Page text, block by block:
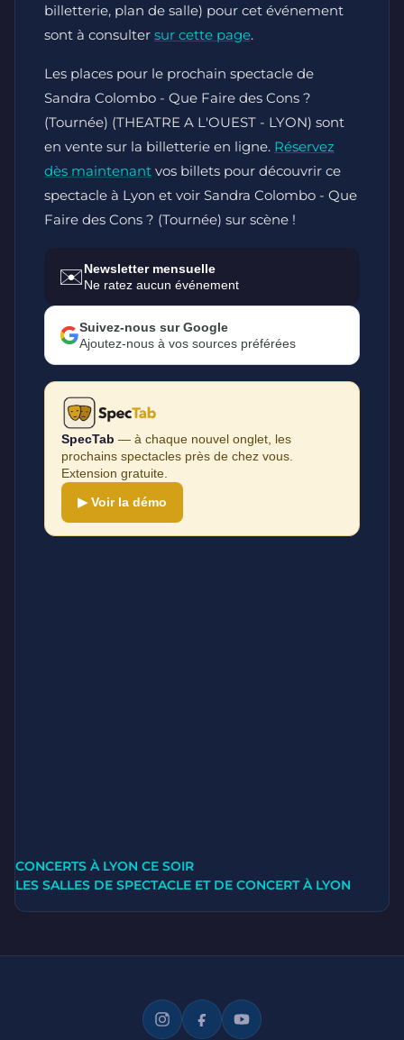
billetterie, plan de salle) pour cet événement
sont à consulter sur cette page.
Les places pour le prochain spectacle de
Sandra Colombo - Que Faire des Cons ?
(Tournée) (THEATRE A L'OUEST - LYON) sont
en vente sur la billetterie en ligne. Réservez
dès maintenant vos billets pour découvrir ce
spectacle à Lyon et voir Sandra Colombo - Que
Faire des Cons ? (Tournée) sur scène !
✉️Newsletter mensuelle
Ne ratez aucun événement
Suivez-nous sur Google
Ajoutez-nous à vos sources préférées
SpecTab — à chaque nouvel onglet, les
prochains spectacles près de chez vous.
Extension gratuite.
▶ Voir la démo
CONCERTS À LYON CE SOIR
LES SALLES DE SPECTACLE ET DE CONCERT À LYON